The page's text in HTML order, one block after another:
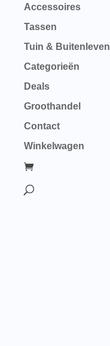
Accessoires
Tassen
Tuin & Buitenleven
Categorieën
Deals
Groothandel
Contact
Winkelwagen